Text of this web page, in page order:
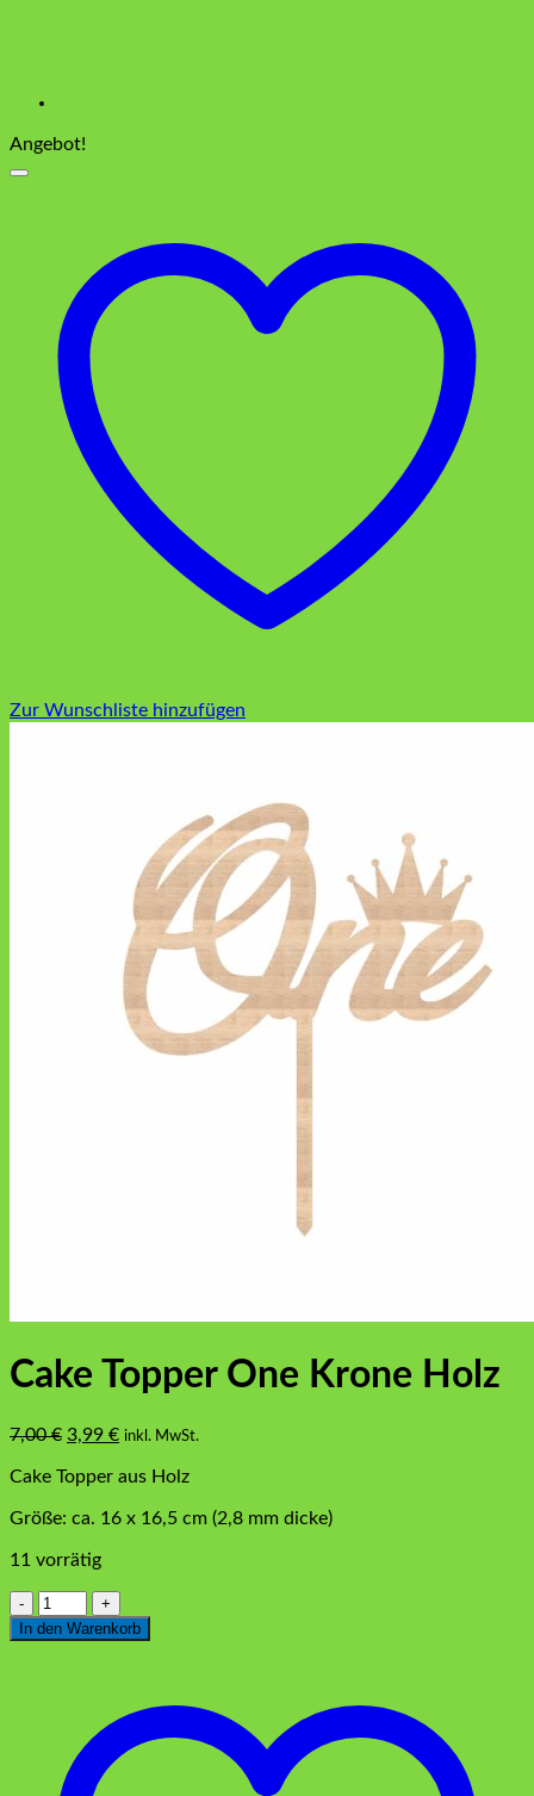
Angebot!
Zur Wunschliste hinzufügen
Cake Topper One Krone Holz
7,00€ Ursprünglicher
war:
3,99 €Aktueller
ist:
inkl. MwSt.
Cake Topper aus Holz
Größe: ca. 16 x 16,5 cm (2,8 mm dicke)
11 vorrätig
Cake
Topper
One
In den Warenkorb